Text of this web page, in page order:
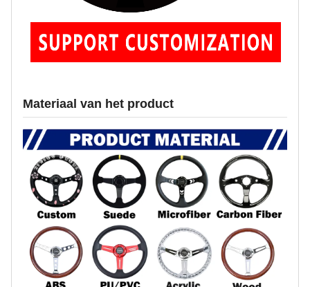
Materiaal van het product